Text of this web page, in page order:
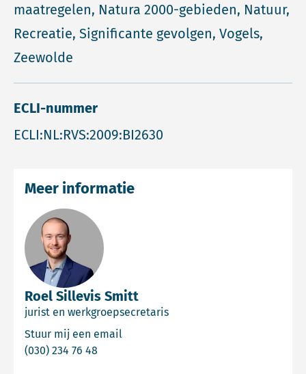
maatregelen, Natura 2000-gebieden, Natuur,
Recreatie, Significante gevolgen, Vogels,
Zeewolde
ECLI-nummer
ECLI:NL:RVS:2009:BI2630
Roel Sillevis Smitt
jurist en werkgroepsecretaris
Stuur mij een email
(030) 234 76 48
Meer informatie